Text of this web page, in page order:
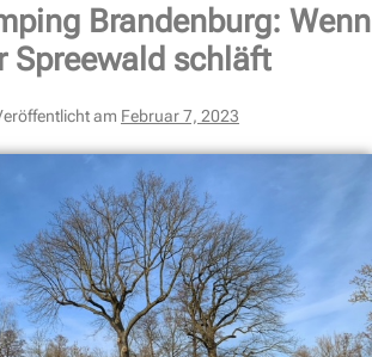
Brandenburg: Wenn
Spreewald schläft
am Februar 7, 2023